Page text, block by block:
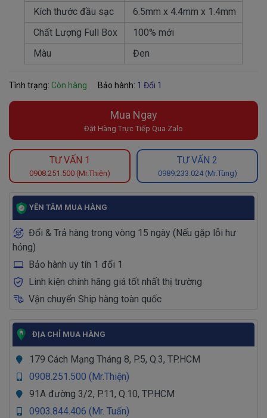
Kích thước đầu sạc
6.5mm x 4.4mm x 1.4mm
Chất Lượng Full Box
100% mới
Màu
Đen
Tình trạng: Còn hàng Bảo hành: 1 Đổi 1
Mua Ngay
Đặt Hàng Trực Tiếp Qua Zalo
TƯ VẤN 1
0908.251.500 (Mr.Thiện)
TƯ VẤN 2
0989.233.024 (Mr.Tùng)
YÊN TÂM MUA HÀNG
Đổi & Trả hàng trong vòng 15 ngày (Nếu gặp lỗi hư
hỏng)
Bảo hành uy tín 1 đổi 1
Linh kiện chính hãng giá tốt nhất thị trường
Vận chuyển Ship hàng toàn quốc
ĐỊA CHỈ MUA HÀNG
179 Cách Mạng Tháng 8, P.5, Q.3, TP.HCM
0908.251.500 (Mr.Thiện)
91A đường 3/2, P.11, Q.10, TP.HCM
0903.844.406 (Mr. Tuấn)